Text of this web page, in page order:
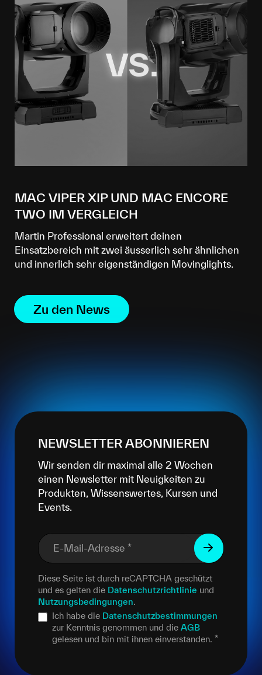
MAC VIPER XIP UND MAC ENCORE
TWO IM VERGLEICH
Martin Professional erweitert deinen
Einsatzbereich mit zwei äusserlich sehr ähnlichen
und innerlich sehr eigenständigen Movinglights.
Zu den News
NEWSLETTER ABONNIEREN
Wir senden dir maximal alle 2 Wochen
einen Newsletter mit Neuigkeiten zu
Produkten, Wissenswertes, Kursen und
Events.
E-Mail-Adresse *
Diese Seite ist durch reCAPTCHA geschützt
und es gelten die Datenschutzrichtlinie und
Nutzungsbedingungen.
Ich habe die Datenschutzbestimmungen
zur Kenntnis genommen und die AGB
gelesen und bin mit ihnen einverstanden. *